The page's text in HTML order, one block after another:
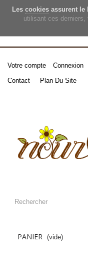
Les cookies assurent le
utilisant ces
Votre compte
Connexion
Contact
Plan Du Site
PANIER (vide)